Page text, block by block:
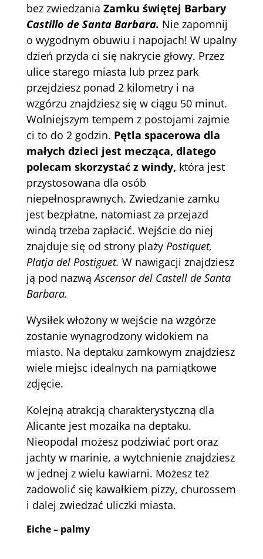
bez zwiedzania Zamku świętej Barbary
Castillo de Santa Barbara. Nie zapomnij
o wygodnym obuwiu i napojach! W upalny
dzień przyda ci się nakrycie głowy. Przez
ulice starego miasta lub przez park
przejdziesz ponad 2 kilometry i na
wzgórzu znajdziesz się w ciągu 50 minut.
Wolniejszym tempem z postojami zajmie
ci to do 2 godzin. Pętla spacerowa dla
małych dzieci jest mecząca, dlatego
polecam skorzystać z windy, która jest
przystosowana dla osób
niepełnosprawnych. Zwiedzanie zamku
jest bezpłatne, natomiast za przejazd
windą trzeba zapłacić. Wejście do niej
znajduje się od strony plażyPostiquet,
Platja del Postiguet. W nawigacji znajdziesz
ją pod nazwąAscensor del Castell de Santa
Barbara.
Wysiłek włożony w wejście na wzgórze
zostanie wynagrodzony widokiem na
miasto. Na deptaku zamkowym znajdziesz
wiele miejsc idealnych na pamiątkowe
zdjęcie.
Kolejną atrakcją charakterystyczną dla
Alicante jest mozaika na deptaku.
Nieopodal możesz podziwiać port oraz
jachty w marinie, a wytchnienie znajdziesz
w jednej z wielu kawiarni. Możesz też
zadowolić się kawałkiem pizzy, churossem
i dalej zwiedzać uliczki miasta.
Eiche – palmy